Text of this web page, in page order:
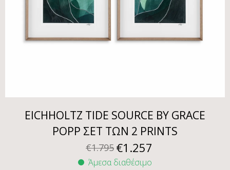
EICHHOLTZ TIDE SOURCE BY GRACE
POPP ΣΕΤ ΤΩΝ 2 PRINTS
€1.795 €1.257
Άμεσα διαθέσιμο